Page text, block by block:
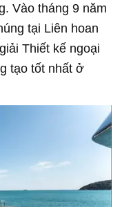
Vào tháng 9 năm
tại Liên hoan
Thiết kế ngoại
tạo tốt nhất ở